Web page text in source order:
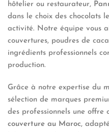
hôtelier ou restaurateur,
dans le choix des chocolats
activité. Notre équipe vous
couvertures, poudres de
ingrédients professionnels
production.
Grâce à notre expertise du
sélection de marques
des professionnels une offre
couverture au Maroc,